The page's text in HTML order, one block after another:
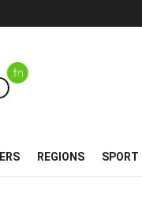
REGIONS SPORT